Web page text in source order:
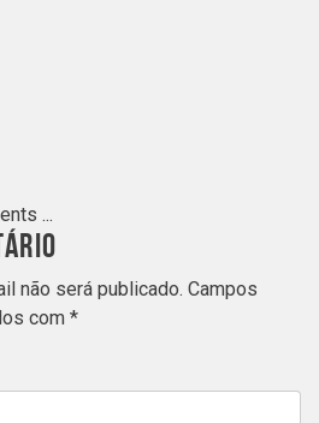
...
não será publicado. Campos
com *